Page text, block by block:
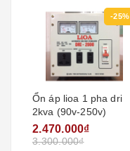
-25%
Ổn áp lioa 1 pha dri
2kva (90v-250v)
2.470.000₫
3.300.000₫